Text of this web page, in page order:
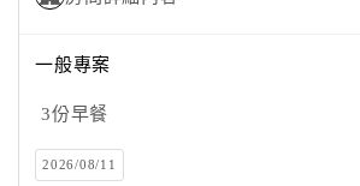
一般專案
3份早餐
2026/08/11